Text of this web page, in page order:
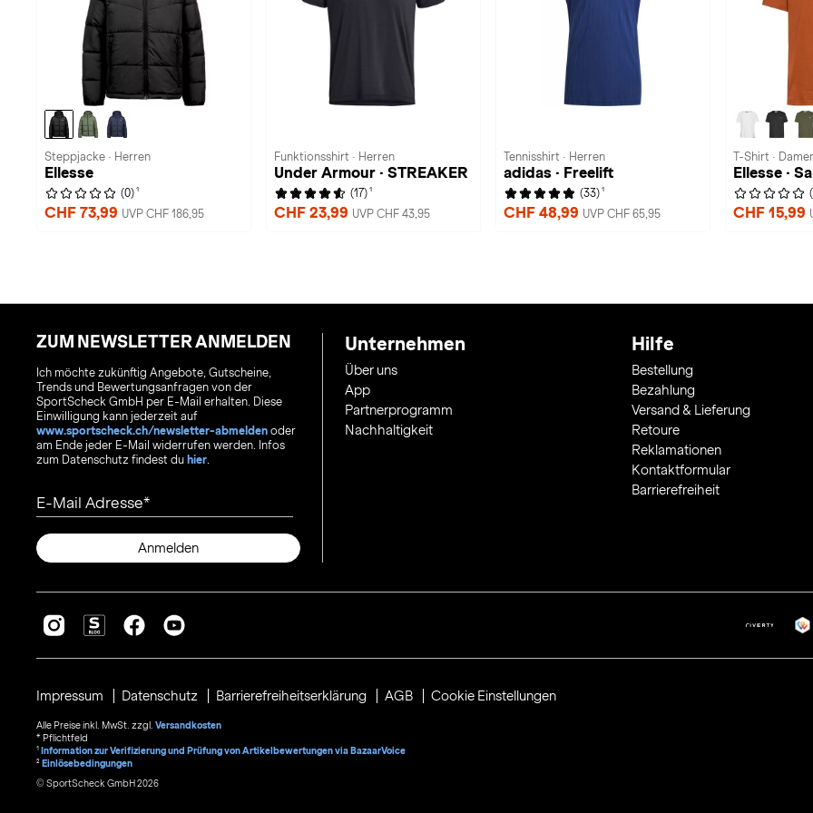
Steppjacke · Herren
Ellesse
(0) 1
CHF 73,99 UVP CHF 186,95
Funktionsshirt · Herren
Under Armour · STREAKER
(17) 1
CHF 23,99 UVP CHF 43,95
Tennisshirt · Herren
adidas · Freelift
(33) 1
CHF 48,99 UVP CHF 65,95
T-Shirt ·
Ellesse ·
CHF 15,99
ZUM NEWSLETTER ANMELDEN
Ich möchte zukünftig Angebote, Gutscheine,
Trends und Bewertungsanfragen von der
SportScheck GmbH per E-Mail erhalten. Diese
Einwilligung kann jederzeit auf
www.sportscheck.ch/newsletter-abmelden oder
am Ende jeder E-Mail widerrufen werden. Infos
zum Datenschutz findest du hier.
E-Mail Adresse
Anmelden
Unternehmen
Über uns
App
Partnerprogramm
Nachhaltigkeit
Hilfe
Bestellung
Bezahlung
Versand & Lieferung
Retoure
Reklamationen
Kontaktformular
Barrierefreiheit
Impressum Datenschutz Barrierefreiheitserklärung AGB Cookie Einstellungen
Alle Preise inkl. MwSt. zzgl. Versandkosten
* Pflichtfeld
1 Information zur Verifizierung und Prüfung von Artikelbewertungen via BazaarVoice
² Einlösebedingungen
© SportScheck GmbH 2026